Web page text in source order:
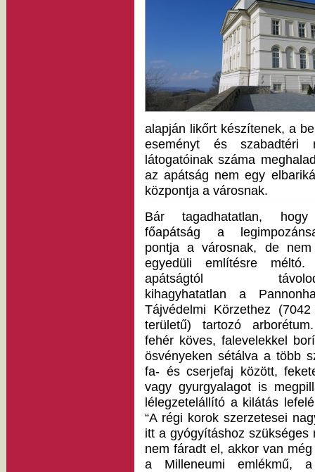
alapján likőrt készítenek, a
eseményt és szabadtéri
látogatóinak száma
az apátság nem egy
központja a városnak.
Bár tagadhatatlan,
főapátság a
pontja a városnak, de
egyedüli említésre méltó.
apátságtól
kihagyhatatlan a
Tájvédelmi Körzethez
területű) tartozó
fehér köves, falevelekkel
ösvényeken sétálva a több
fa- és cserjefaj között,
vagy gyurgyalagot is
lélegzetelállító a kilátás
“A régi korok szerzetesei
itt a gyógyításhoz szükséges
nem fáradt el, akkor van
a Milleneumi emlékmű,